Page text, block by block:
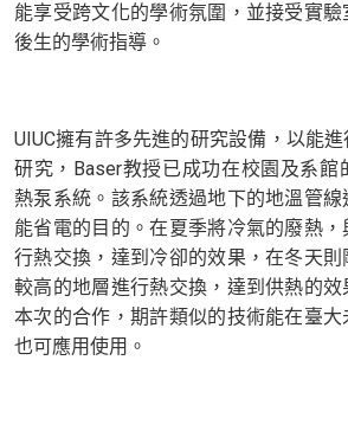
能享受跨文化的學術氛圍，並接受實
後生的學術指導。
UIUC擁有許多先進的研究設備，以能
研究， Baser教授已成功在校園及系館
熱泵系統。該系統透過地下的地溫管
能省電的目的。在夏季將冷氣的廢熱
行熱交換，達到冷卻的效果，在冬天
較高的地層進行熱交換，達到供熱的
本次的合作，期許類似的技術能在臺
也可應用使用。